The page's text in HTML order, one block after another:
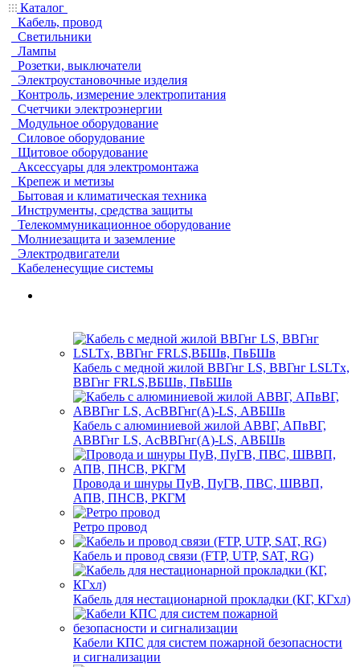
Каталог
Кабель, провод
Светильники
Лампы
Розетки, выключатели
Электроустановочные изделия
Контроль, измерение электропитания
Счетчики электроэнергии
Модульное оборудование
Силовое оборудование
Щитовое оборудование
Аксессуары для электромонтажа
Крепеж и метизы
Бытовая и климатическая техника
Инструменты, средства защиты
Телекоммуникационное оборудование
Молниезащита и заземление
Электродвигатели
Кабеленесущие системы
Кабель с медной жилой ВВГнг LS, ВВГнг LSLTx,
ВВГнг FRLS,ВБШв, ПвБШв
Кабель с алюминиевой жилой АВВГ, АПвВГ,
АВВГнг LS, АсВВГнг(А)-LS, АВБШв
Провода и шнуры ПуВ, ПуГВ, ПВС, ШВВП,
АПВ, ПНСВ, РКГМ
Ретро провод
Кабель и провод связи (FTP, UTP, SAT, RG)
Кабель для нестационарной прокладки (КГ, КГхл)
Кабели КПС для систем пожарной безопасности
и сигнализации